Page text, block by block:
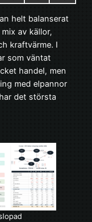
helt balanserat
av källor,
kraftvärme. I
som väntat
handel, men
med elpannor
det största